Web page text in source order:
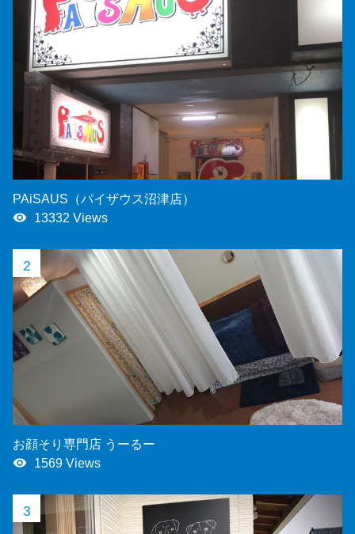
PAiSAUS（パイザウス沼津店）
remove_red_eye 13332 Views
2
お顔そり専門店 うーるー
remove_red_eye 1569 Views
3